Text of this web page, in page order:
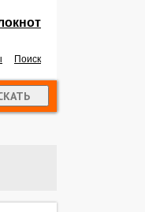
Поиск